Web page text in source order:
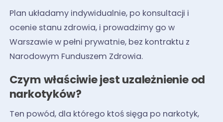
Plan układamy indywidualnie, po konsultacji i
ocenie stanu zdrowia, i prowadzimy go w
Warszawie w pełni prywatnie, bez kontraktu z
Narodowym Funduszem Zdrowia.
Czym właściwie jest uzależnienie od
narkotyków?
Ten powód, dla którego ktoś sięga po narkotyk,